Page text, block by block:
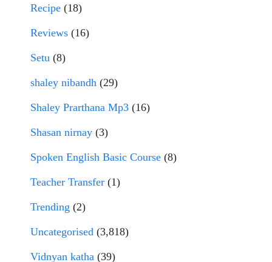
Recipe (18)
Reviews (16)
Setu (8)
shaley nibandh (29)
Shaley Prarthana Mp3 (16)
Shasan nirnay (3)
Spoken English Basic Course (8)
Teacher Transfer (1)
Trending (2)
Uncategorised (3,818)
Vidnyan katha (39)